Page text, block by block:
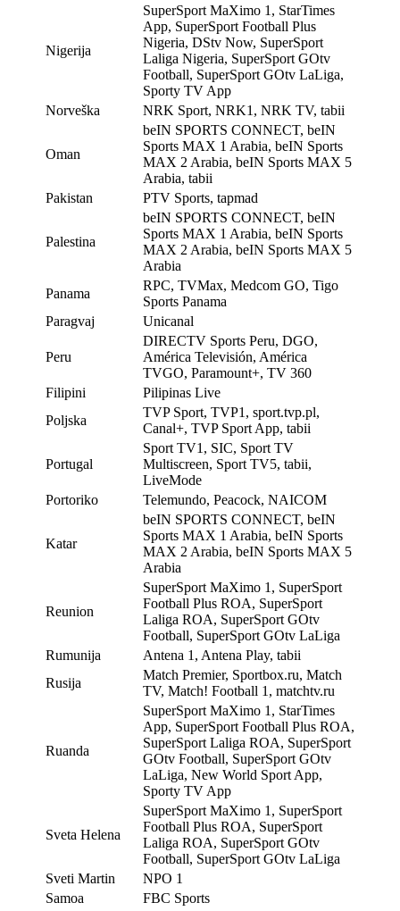
Nigerija
SuperSport MaXimo 1, StarTimes
App, SuperSport Football Plus
Nigeria, DStv Now, SuperSport
Laliga Nigeria, SuperSport GOtv
Football, SuperSport GOtv LaLiga,
Sporty TV App
Norveška
NRK Sport, NRK1, NRK TV, tabii
Oman
beIN SPORTS CONNECT, beIN
Sports MAX 1 Arabia, beIN Sports
MAX 2 Arabia, beIN Sports MAX 5
Arabia, tabii
Pakistan
PTV Sports, tapmad
Palestina
beIN SPORTS CONNECT, beIN
Sports MAX 1 Arabia, beIN Sports
MAX 2 Arabia, beIN Sports MAX 5
Arabia
Panama
RPC, TVMax, Medcom GO, Tigo
Sports Panama
Paragvaj
Unicanal
Peru
DIRECTV Sports Peru, DGO,
América Televisión, América
TVGO, Paramount+, TV 360
Filipini
Pilipinas Live
Poljska
TVP Sport, TVP1, sport.tvp.pl,
Canal+, TVP Sport App, tabii
Portugal
Sport TV1, SIC, Sport TV
Multiscreen, Sport TV5, tabii,
LiveMode
Portoriko
Telemundo, Peacock, NAICOM
Katar
beIN SPORTS CONNECT, beIN
Sports MAX 1 Arabia, beIN Sports
MAX 2 Arabia, beIN Sports MAX 5
Arabia
Reunion
SuperSport MaXimo 1, SuperSport
Football Plus ROA, SuperSport
Laliga ROA, SuperSport GOtv
Football, SuperSport GOtv LaLiga
Rumunija
Antena 1, Antena Play, tabii
Rusija
Match Premier, Sportbox.ru, Match
TV, Match! Football 1, matchtv.ru
Ruanda
SuperSport MaXimo 1, StarTimes
App, SuperSport Football Plus ROA,
SuperSport Laliga ROA, SuperSport
GOtv Football, SuperSport GOtv
LaLiga, New World Sport App,
Sporty TV App
Sveta Helena
SuperSport MaXimo 1, SuperSport
Football Plus ROA, SuperSport
Laliga ROA, SuperSport GOtv
Football, SuperSport GOtv LaLiga
Sveti Martin
NPO 1
Samoa
FBC Sports